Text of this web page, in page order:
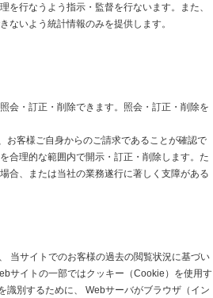
を行なうよう指示・監督を行ないます。また、
ないよう統計情報のみを提供します。
会・訂正・削除できます。照会・訂正・削除を
お客様ご自身からのご請求であることが確認で
合理的な範囲内で開示・訂正・削除します。た
合、または当社の業務遂行に著しく支障がある
当サイトでのお客様の過去の閲覧状況に基づい
サイトの一部ではクッキー（Cookie）を使用す
識別するために、 Webサーバがブラウザ（イン